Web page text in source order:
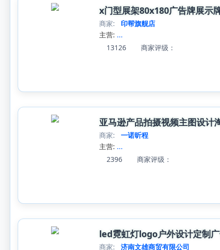
x门型展架80x180广告牌展示
商家:
印帮旗舰店
主营: ...
13126
商家评级：
亚马逊产品拍摄视频主图设计
商家:
一诺昕程
主营: ...
2396
商家评级：
led霓虹灯logo户外设计定制
商家: 济南文雄商贸有限公司